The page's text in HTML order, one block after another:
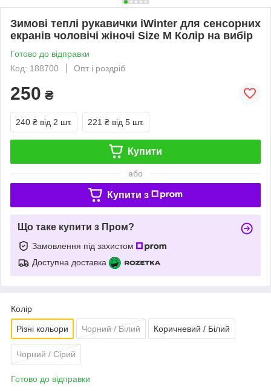
Зимові теплі рукавички iWinter для сенсорних
екранів чоловічі жіночі Size М Колір на вибір
Готово до відправки
Код: 188700
Опт і роздріб
250 ₴
240 ₴ від 2 шт. 221 ₴ від 5 шт.
Купити
або
Купити з
Що таке купити з Пром?
Замовлення під захистом
Доступна доставка
Колір
Різні кольори Чорний / Білий Коричневий / Білий
Чорний / Сірий
Готово до відправки